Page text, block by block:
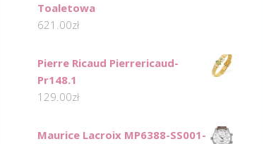
Toaletowa
621.00zł
Pierre Ricaud Pierrericaud-
Pr148.1
129.00zł
Maurice Lacroix MP6388-SS001-